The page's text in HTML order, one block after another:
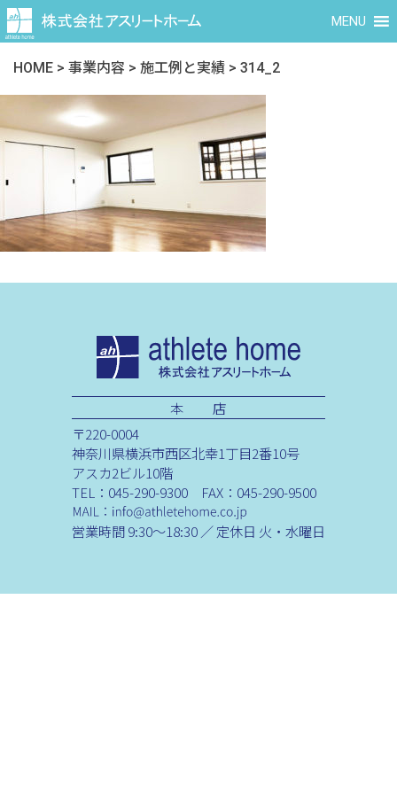
MENU
HOME > 事業内容 > 施工例と実績 > 314_2
本 店
〒220-0004
神奈川県横浜市西区北幸1丁目2番10号
アスカ2ビル10階
TEL：045-290-9300 FAX：045-290-9500
営業時間 9:30～18:30 ／ 定休日 火・水曜日